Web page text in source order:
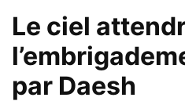
Le ciel
par Daesh